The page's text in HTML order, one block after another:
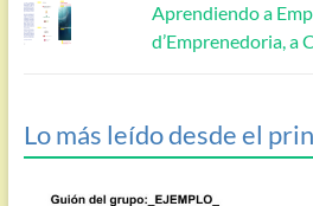
Aprendiendo a
d’Emprenedoria, a
Lo más leído desde el